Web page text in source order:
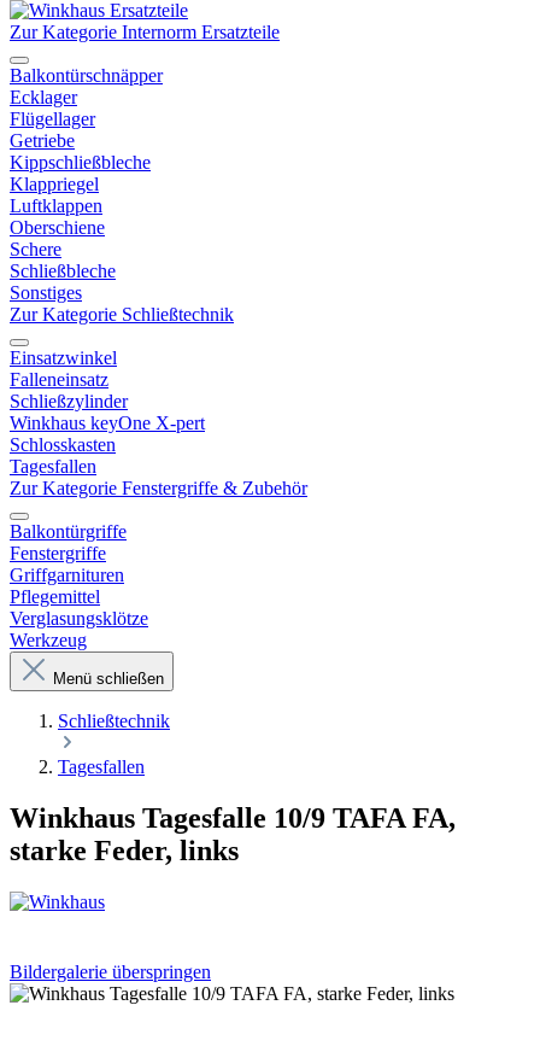
Zur Kategorie Internorm Ersatzteile
Balkontürschnäpper
Ecklager
Flügellager
Getriebe
Kippschließbleche
Klappriegel
Luftklappen
Oberschiene
Schere
Schließbleche
Sonstiges
Zur Kategorie Schließtechnik
Einsatzwinkel
Falleneinsatz
Schließzylinder
Winkhaus keyOne X-pert
Schlosskasten
Tagesfallen
Zur Kategorie Fenstergriffe & Zubehör
Balkontürgriffe
Fenstergriffe
Griffgarnituren
Pflegemittel
Verglasungsklötze
Werkzeug
Menü schließen
Schließtechnik
Tagesfallen
Winkhaus Tagesfalle 10/9 TAFA FA,
starke Feder, links
Bildergalerie überspringen